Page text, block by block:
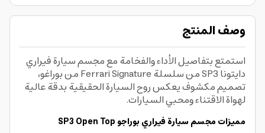
وصف المنتج
استمتع بتفاصيل الأداء والفخامة مع مجسم سيارة فيراري
دايتونا SP3 من سلسلة Ferrari Signature من بوراغو،
تصميم مكشوف يعكس روح السيارة الحقيقية بدقة عالية
لهواة الاقتناء ومحبي السيارات.
مميزات مجسم سيارة فيراري بوراجو